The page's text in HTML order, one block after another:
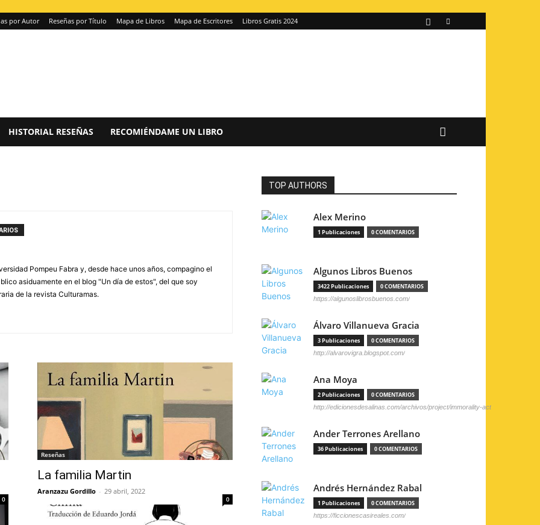
por Autor Reseñas por Título Mapa de Libros Mapa de Escritores Libros Gratis 2024
HISTORIAL RESEÑAS RECOMIÉNDAME UN LIBRO
Pompeu Fabra y, desde hace unos años, compagino el
asiduamente en el blog "Un día de estos", del que soy
de la revista Culturamas.
0
Reseñas
La familia Martin
Aranzazu Gordillo - 29 abril, 2022
0
TOP AUTHORS
Alex Merino
1 Publicaciones 0 COMENTARIOS
Algunos Libros Buenos
3422 Publicaciones 0 COMENTARIOS
https://algunoslibrosbuenos.com/
Álvaro Villanueva Gracia
3 Publicaciones 0 COMENTARIOS
http://alvarovigra.blogspot.com/
Ana Moya
2 Publicaciones 0 COMENTARIOS
http://edicionesdesalinas.com/archivos/project/immorality-act
Ander Terrones Arellano
36 Publicaciones 0 COMENTARIOS
Andrés Hernández Rabal
1 Publicaciones 0 COMENTARIOS
https://ficcionescasireales.com/